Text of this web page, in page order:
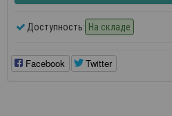
Доступность: На складе
Facebook Twitter